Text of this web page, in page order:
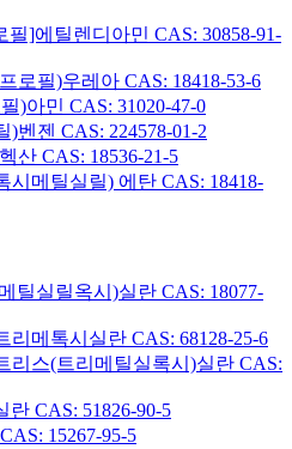
]에틸렌디아민 CAS: 30858-91-
로필)우레아 CAS: 18418-53-6
)아민 CAS: 31020-47-0
벤젠 CAS: 224578-01-2
산 CAS: 18536-21-5
시메틸실릴) 에탄 CAS: 18418-
틸실릴옥시)실란 CAS: 18077-
메톡시실란 CAS: 68128-25-6
리스(트리메틸실록시)실란 CAS:
CAS: 51826-90-5
15267-95-5